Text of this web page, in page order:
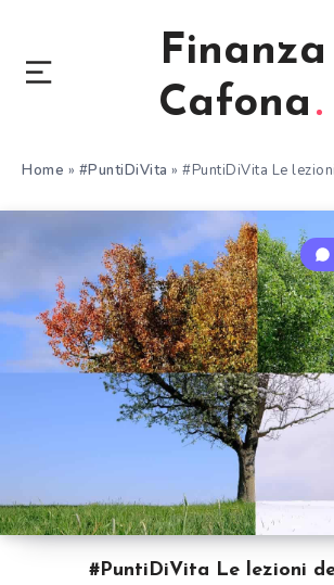
Finanza
Cafona
Home » #PuntiDiVita » #PuntiDiVita Le
#PuntiDiVita Le lezioni